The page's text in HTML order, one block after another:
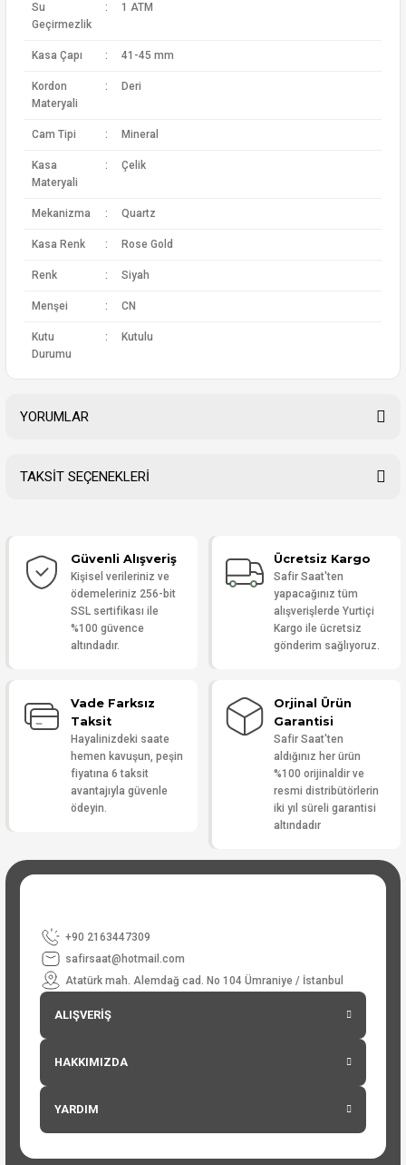
Su
Geçirmezlik
: 1 ATM
Kasa Çapı : 41-45 mm
Kordon
Materyali
: Deri
Cam Tipi : Mineral
Kasa
Materyali
: Çelik
Mekanizma : Quartz
Kasa Renk : Rose Gold
Renk : Siyah
Menşei : CN
Kutu
Durumu
: Kutulu
YORUMLAR
Yorum Yaz
TAKSİT SEÇENEKLERİ
Güvenli Alışveriş
Kişisel verileriniz ve
ödemeleriniz 256-bit
SSL sertifikası ile
%100 güvence
altındadır.
Ücretsiz Kargo
Safir Saat'ten
yapacağınız tüm
alışverişlerde Yurtiçi
Kargo ile ücretsiz
gönderim sağlıyoruz.
Vade Farksız
Taksit
Hayalinizdeki saate
hemen kavuşun, peşin
fiyatına 6 taksit
avantajıyla güvenle
ödeyin.
Orjinal Ürün
Garantisi
Safir Saat'ten
aldığınız her ürün
%100 orijinaldir ve
resmi distribütörlerin
iki yıl süreli garantisi
altındadır
+90 2163447309
safirsaat@hotmail.com
Atatürk mah. Alemdağ cad. No 104 Ümraniye / İstanbul
ALIŞVERİŞ
HAKKIMIZDA
YARDIM